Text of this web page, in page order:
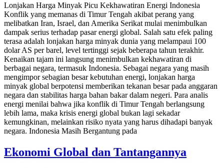
Lonjakan Harga Minyak Picu Kekhawatiran Energi Indonesia
Konflik yang memanas di Timur Tengah akibat perang yang
melibatkan Iran, Israel, dan Amerika Serikat mulai menimbulkan
dampak serius terhadap pasar energi global. Salah satu efek paling
terasa adalah lonjakan harga minyak dunia yang melampaui 100
dolar AS per barel, level tertinggi sejak beberapa tahun terakhir.
Kenaikan tajam ini langsung menimbulkan kekhawatiran di
berbagai negara, termasuk Indonesia. Sebagai negara yang masih
mengimpor sebagian besar kebutuhan energi, lonjakan harga
minyak global berpotensi memberikan tekanan besar pada anggaran
negara dan stabilitas harga bahan bakar dalam negeri. Para analis
energi menilai bahwa jika konflik di Timur Tengah berlangsung
lebih lama, maka krisis energi global bukan lagi sekadar
kemungkinan, melainkan risiko nyata yang harus dihadapi banyak
negara. Indonesia Masih Bergantung pada
Ekonomi Global dan Tantangannya